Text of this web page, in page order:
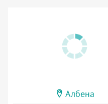
Албена